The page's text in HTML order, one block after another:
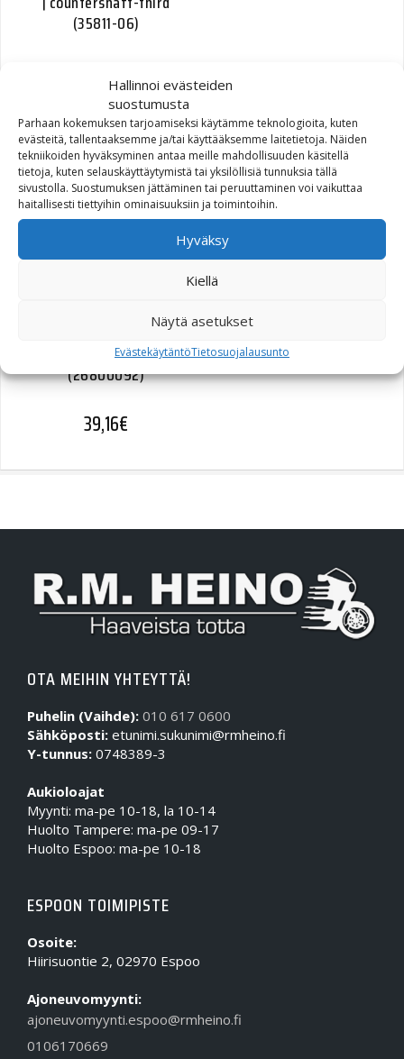
Hallinnoi evästeiden
suostumusta
Parhaan kokemuksen tarjoamiseksi käytämme teknologioita, kuten
evästeitä, tallentaaksemme ja/tai käyttääksemme laitetietoja. Näiden
tekniikoiden hyväksyminen antaa meille mahdollisuuden käsitellä
tietoja, kuten selauskäyttäytymistä tai yksilöllisiä tunnuksia tällä
sivustolla. Suostumuksen jättäminen tai peruuttaminen voi vaikuttaa
haitallisesti tiettyihin ominaisuuksiin ja toimintoihin.
Hyväksy
Kiellä
Näytä asetukset
EvästekäytäntöTietosuojalausunto
(35811-06)
€
DAMPER TUBE W/ 45460-
90 (45925-04)
COVER OIL COOLER
(26800092)
39,16€
OTA MEIHIN YHTEYTTÄ!
Puhelin (Vaihde): 010 617 0600
Sähköposti: etunimi.sukunimi@rmheino.fi
Y-tunnus: 0748389-3
Aukioloajat
Myynti: ma-pe 10-18, la 10-14
Huolto Tampere: ma-pe 09-17
Huolto Espoo: ma-pe 10-18
ESPOON TOIMIPISTE
Osoite:
Hiirisuontie 2, 02970 Espoo
Ajoneuvomyynti:
ajoneuvomyynti.espoo@rmheino.fi
0106170669